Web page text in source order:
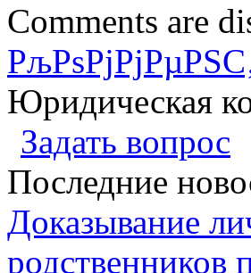
Comments are
Юридическая
Задать вопрос
Последние
Доказывание
родственников